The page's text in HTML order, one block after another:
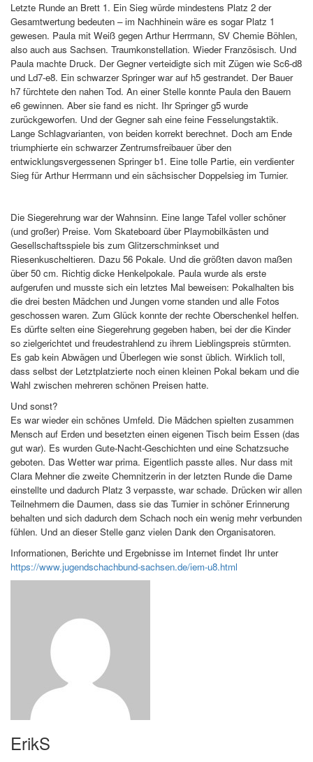
Letzte Runde an Brett 1. Ein Sieg würde mindestens Platz 2 der
Gesamtwertung bedeuten – im Nachhinein wäre es sogar Platz 1
gewesen. Paula mit Weiß gegen Arthur Herrmann, SV Chemie Böhlen,
also auch aus Sachsen. Traumkonstellation. Wieder Französisch. Und
Paula machte Druck. Der Gegner verteidigte sich mit Zügen wie Sc6-d8
und Ld7-e8. Ein schwarzer Springer war auf h5 gestrandet. Der Bauer
h7 fürchtete den nahen Tod. An einer Stelle konnte Paula den Bauern
e6 gewinnen. Aber sie fand es nicht. Ihr Springer g5 wurde
zurückgeworfen. Und der Gegner sah eine feine Fesselungstaktik.
Lange Schlagvarianten, von beiden korrekt berechnet. Doch am Ende
triumphierte ein schwarzer Zentrumsfreibauer über den
entwicklungsvergessenen Springer b1. Eine tolle Partie, ein verdienter
Sieg für Arthur Herrmann und ein sächsischer Doppelsieg im Turnier.
Die Siegerehrung war der Wahnsinn. Eine lange Tafel voller schöner
(und großer) Preise. Vom Skateboard über Playmobilkästen und
Gesellschaftsspiele bis zum Glitzerschminkset und
Riesenkuscheltieren. Dazu 56 Pokale. Und die größten davon maßen
über 50 cm. Richtig dicke Henkelpokale. Paula wurde als erste
aufgerufen und musste sich ein letztes Mal beweisen: Pokalhalten bis
die drei besten Mädchen und Jungen vorne standen und alle Fotos
geschossen waren. Zum Glück konnte der rechte Oberschenkel helfen.
Es dürfte selten eine Siegerehrung gegeben haben, bei der die Kinder
so zielgerichtet und freudestrahlend zu ihrem Lieblingspreis stürmten.
Es gab kein Abwägen und Überlegen wie sonst üblich. Wirklich toll,
dass selbst der Letztplatzierte noch einen kleinen Pokal bekam und die
Wahl zwischen mehreren schönen Preisen hatte.
Und sonst?
Es war wieder ein schönes Umfeld. Die Mädchen spielten zusammen
Mensch auf Erden und besetzten einen eigenen Tisch beim Essen (das
gut war). Es wurden Gute-Nacht-Geschichten und eine Schatzsuche
geboten. Das Wetter war prima. Eigentlich passte alles. Nur dass mit
Clara Mehner die zweite Chemnitzerin in der letzten Runde die Dame
einstellte und dadurch Platz 3 verpasste, war schade. Drücken wir allen
Teilnehmern die Daumen, dass sie das Turnier in schöner Erinnerung
behalten und sich dadurch dem Schach noch ein wenig mehr verbunden
fühlen. Und an dieser Stelle ganz vielen Dank den Organisatoren.
Informationen, Berichte und Ergebnisse im Internet findet Ihr unter
https://www.jugendschachbund-sachsen.de/iem-u8.html
ErikS